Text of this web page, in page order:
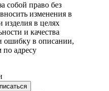
собой право без
изменения в
изделия в целях
и качества
ошибку в описании,
по адресу